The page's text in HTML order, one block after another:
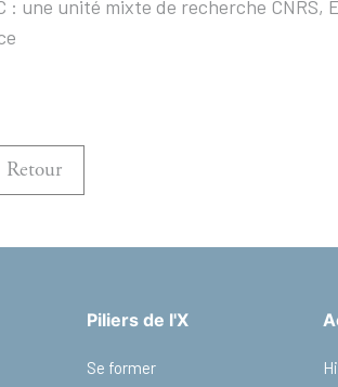
: une unité mixte de recherche CNRS,
Retour
Piliers de l'X
Se former